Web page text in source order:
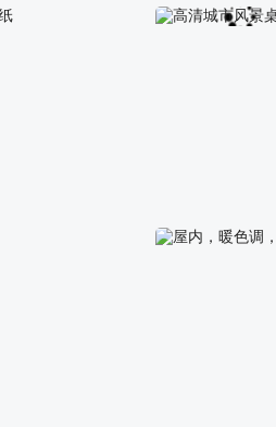
校园长发可爱
高清城市风景